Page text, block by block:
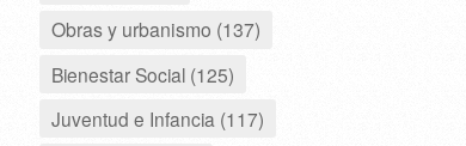
Obras y urbanismo (137)
Bienestar Social (125)
Juventud e Infancia (117)